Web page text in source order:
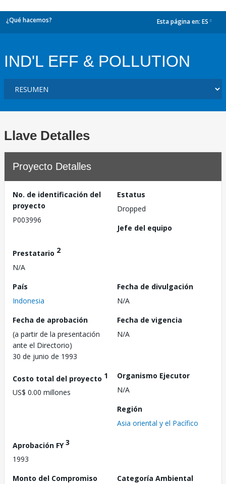
¿Qué hacemos? Esta página en: ES
IND'L EFF & POLLUTION
Llave Detalles
Proyecto Detalles
No. de identificación del
proyecto
P003996
Estatus
Dropped
Jefe del equipo
Prestatario 2
N/A
País
Indonesia
Fecha de divulgación
N/A
Fecha de aprobación
(a partir de la presentación
ante el Directorio)
30 de junio de 1993
Fecha de vigencia
N/A
Costo total del proyecto 1
US$ 0.00 millones
Organismo Ejecutor
N/A
Región
Asia oriental y el Pacífico
Aprobación FY3
1993
Monto del Compromiso
Categoría Ambiental